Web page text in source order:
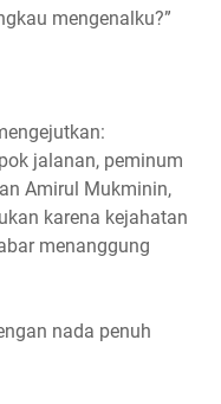
mengenalku?”
jalanan, peminum
Amirul Mukminin,
karena kejahatan
menanggung
nada penuh